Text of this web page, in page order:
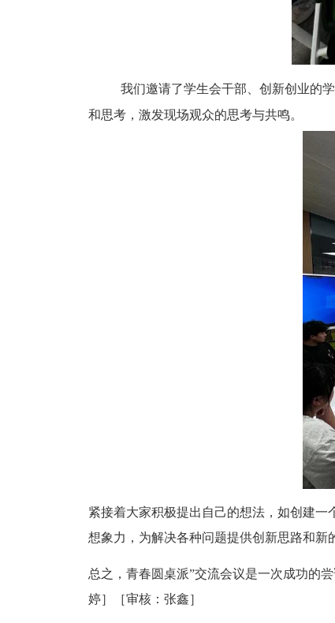
我们邀请了学生会干部、创新创业的
和思考，激发现场观众的思考与共鸣。
紧接着大家积极提出自己的想法，如创建
想象力，为解决各种问题提供创新思路和新
总之，青春圆桌派”交流会议是一次成功的
婷］［审核：张鑫］